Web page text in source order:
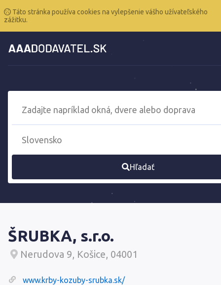
Táto stránka používa cookies na vylepšenie vášho užívateľského
zážitku.
Hľadať
ŠRUBKA, s.r.o.
Nerudova 9, Košice, 04001
www.krby-kozuby-srubka.sk/